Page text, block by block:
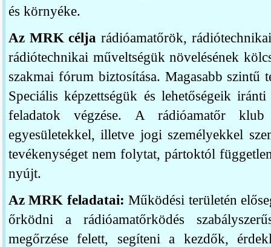
és környéke.
Az MRK célja rádióamatőrök,
rádiótechnikai műveltségük növelésének
szakmai fórum biztosítása. Magasabb szintű
Speciális képzettségük és lehetőségeik
feladatok végzése. A rádióamatőr klub
egyesületekkel, illetve jogi személyekkel
tevékenységet nem folytat, pártoktól
nyújt.
Az MRK feladatai: Működési területén
őrködni a rádióamatőrködés
megőrzése felett, segíteni a kezdők,